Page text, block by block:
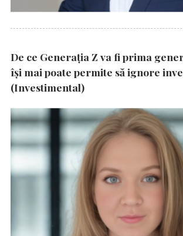
De ce Generația Z va fi prima
își mai poate permite să ignore
(Investimental)